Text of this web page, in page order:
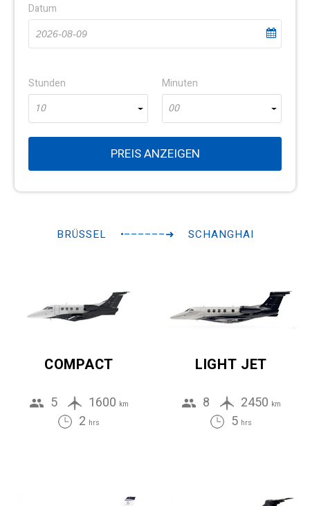
Datum
Stunden
10
Minuten
00
PREIS ANZEIGEN
BRÜSSEL •––––––➜ SCHANGHAI
COMPACT
5 1600 km
2 hrs
LIGHT JET
8 2450 km
5 hrs